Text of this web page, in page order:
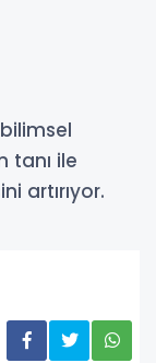
tanı ile
artırıyor.